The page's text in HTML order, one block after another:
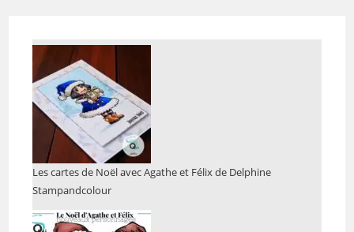
Les cartes de Noël avec Agathe et Félix de Delphine
Stampandcolour